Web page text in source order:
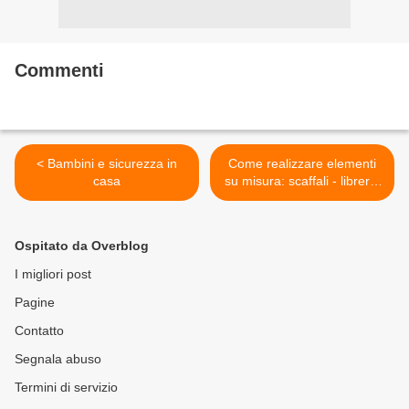
Commenti
< Bambini e sicurezza in
casa
Come realizzare elementi
su misura: scaffali - librerie
- contenitori >
Ospitato da Overblog
I migliori post
Pagine
Contatto
Segnala abuso
Termini di servizio